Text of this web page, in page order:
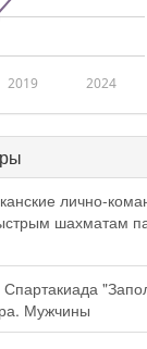
2019 2024
лично-
шахматам
Мужчины